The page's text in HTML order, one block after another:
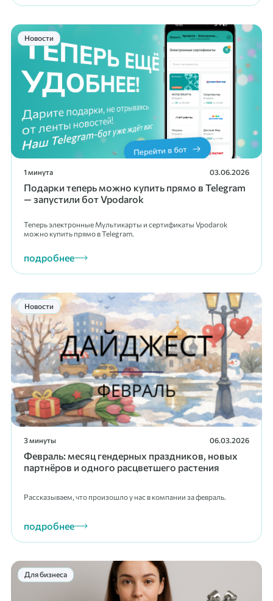
1 минута 03.06.2026
Подарки теперь можно купить прямо в Telegram
— запустили бот Vpodarok
Теперь электронные Мультикарты и сертификаты Vpodarok
можно купить прямо в Telegram.
подробнее
Новости
3 минуты 06.03.2026
Февраль: месяц гендерных праздников, новых
партнёров и одного расцветшего растения
Рассказываем, что произошло у нас в компании за февраль.
подробнее
Новости
Для бизнеса